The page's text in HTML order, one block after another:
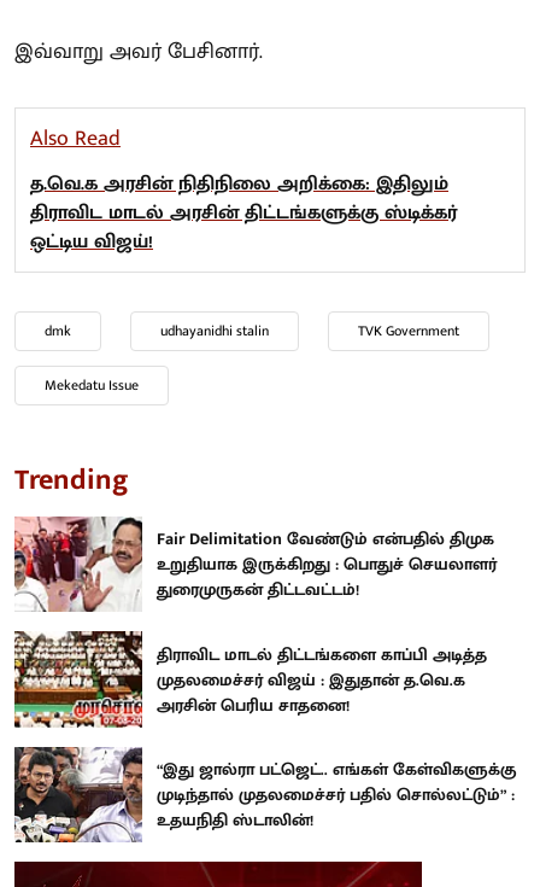
இவ்வாறு அவர் பேசினார்.
Also Read
த.வெ.க அரசின் நிதிநிலை அறிக்கை: இதிலும்
திராவிட மாடல் அரசின் திட்டங்களுக்கு ஸ்டிக்கர்
ஒட்டிய விஜய்!
dmk udhayanidhi stalin TVK Government
Mekedatu Issue
Trending
Fair Delimitation வேண்டும் என்பதில் திமுக
உறுதியாக இருக்கிறது : பொதுச் செயலாளர்
துரைமுருகன் திட்டவட்டம்!
திராவிட மாடல் திட்டங்களை காப்பி அடித்த
முதலமைச்சர் விஜய் : இதுதான் த.வெ.க
அரசின் பெரிய சாதனை!
“இது ஜால்ரா பட்ஜெட்.. எங்கள் கேள்விகளுக்கு
முடிந்தால் முதலமைச்சர் பதில் சொல்லட்டும்” :
உதயநிதி ஸ்டாலின்!